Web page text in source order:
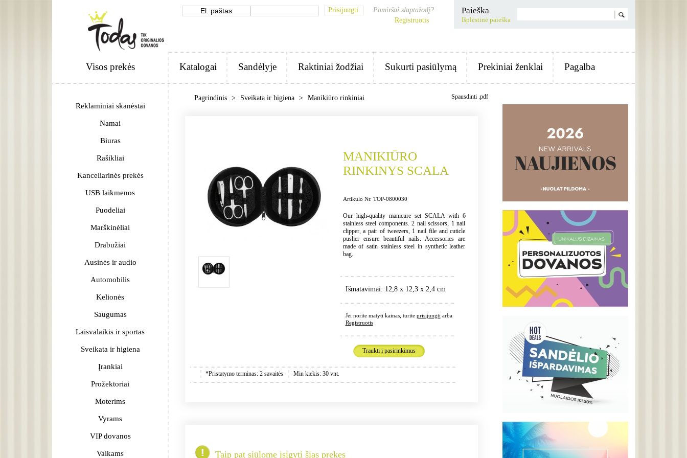
Paieška
Išplėstinė paieška
Prisijungti
Pamiršai slaptažodį?
Registruotis
Visos prekės Katalogai Sandėlyje Raktiniai žodžiai Sukurti pasiūlymą Prekiniai ženklai Pagalba
Reklaminiai skanėstai
Namai
Biuras
Rašikliai
Kanceliarinės prekės
USB laikmenos
Puodeliai
Marškinėliai
Drabužiai
Ausinės ir audio
Automobilis
Kelionės
Saugumas
Laisvalaikis ir sportas
Sveikata ir higiena
Įrankiai
Prožektoriai
Moterims
Vyrams
VIP dovanos
Vaikams
Pagrindinis > Sveikata ir higiena > Manikiūro rinkiniai Spausdinti .pdf
MANIKIŪRO
RINKINYS SCALA
Artikulo Nr. TOP-0800030
Our high-quality manicure set SCALA with 6
stainless steel components. 2 nail scissors, 1 nail
clipper, a pair of tweezers, 1 nail file and cuticle
pusher ensure beautiful nails. Accessories are
made of satin stainless steel in synthetic leather
bag.
Išmatavimai: 12,8 x 12,3 x 2,4 cm
Jei norite matyti kainas, turite prisijungti arba
Registruotis
Traukti į pasirinkimus
*Pristatymo terminas: 2 savaitės Min kiekis: 30 vnt.
Taip pat siūlome įsigyti šias prekes